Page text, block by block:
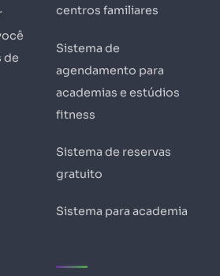
de
centros familiares
Sistema de
agendamento para
academias e estúdios
fitness
Sistema de reservas
gratuito
Sistema para academia